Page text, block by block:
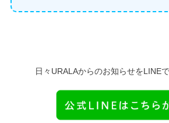
日々URALAからのお知らせをLINE